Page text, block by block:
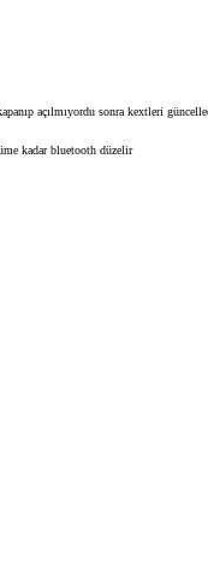
açılmıyordu sonra kextleri
kadar bluetooth düzelir